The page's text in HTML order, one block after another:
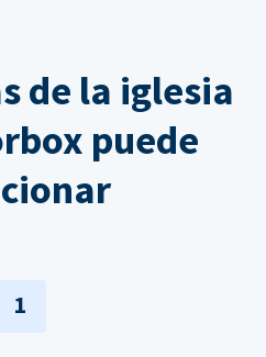
de la iglesia
puede
1